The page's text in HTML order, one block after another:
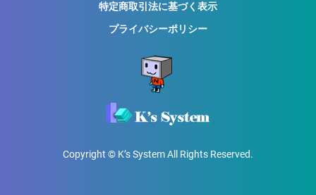
特定商取引法に基づく表示
プライバシーポリシー
Copyright © K’s System All Rights Reserved.